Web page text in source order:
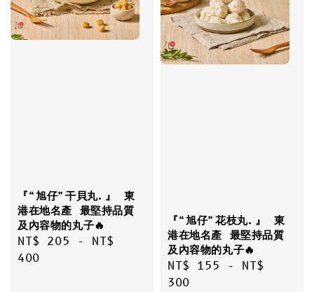
『“旭仔”干貝丸.』 東
港在地名產 最堅持品質
及內容物的丸子🔥
Regular
price
NT$ 205 - NT$
400
『“旭仔”花枝丸.』 東
港在地名產 最堅持品質
及內容物的丸子🔥
Regular
price
NT$ 155 - NT$
300